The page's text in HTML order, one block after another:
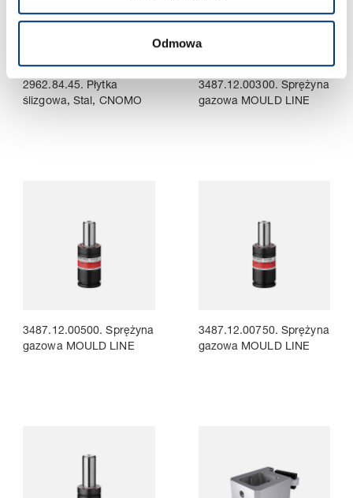
Odmowa
2962.84.45. Płytka
ślizgowa, Stal, CNOMO
3487.12.00300. Sprężyna
gazowa MOULD LINE
3487.12.00500. Sprężyna
gazowa MOULD LINE
3487.12.00750. Sprężyna
gazowa MOULD LINE